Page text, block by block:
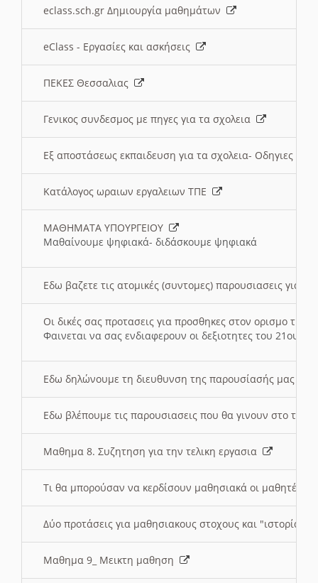
eclass.sch.gr Δημιουργία μαθημάτων
eClass - Εργασίες και ασκήσεις
ΠΕΚΕΣ Θεσσαλιας
Γενικος συνδεσμος με πηγες για τα σχολεια
Εξ αποστάσεως εκπαιδευση για τα σχολεια- Οδηγιες
Κατάλογος ωραιων εργαλειων ΤΠΕ
ΜΑΘΗΜΑΤΑ ΥΠΟΥΡΓΕΙΟΥ
Μαθαίνουμε ψηφιακά- διδάσκουμε ψηφιακά
Εδω βαζετε τις ατομικές (συντομες) παρουσιασεις για
Οι δικές σας προτασεις για προσθηκες στον ορισμο
Φαινεται να σας ενδιαφερουν οι δεξιοτητες του 21ου
Εδω δηλώνουμε τη διευθυνση της παρουσίασής μας
Εδω βλέπουμε τις παρουσιασεις που θα γινουν στο
Μαθημα 8. Συζητηση για την τελικη εργασια
Τι θα μπορούσαν να κερδίσουν μαθησιακά οι μαθητές/
Δύο προτάσεις για μαθησιακους στοχους και "ιστορία"
Μαθημα 9_ Μεικτη μαθηση